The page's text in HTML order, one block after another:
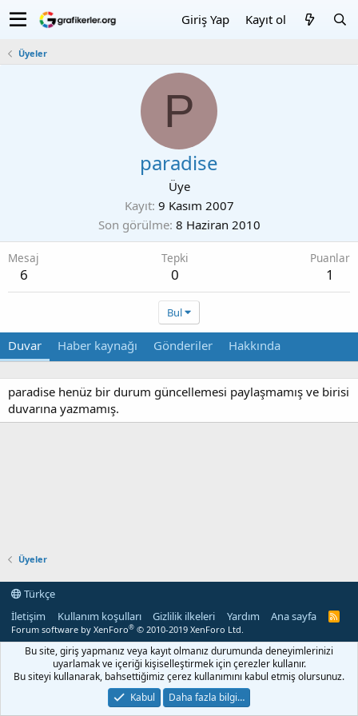
Giriş Yap Kayıt ol
Üyeler
P
paradise
Üye
Kayıt 9 Kasım 2007
Son görülme 8 Haziran 2010
Mesaj
6
Tepki
0
Puanlar
1
Bul
Duvar Haber kaynağı Gönderiler Hakkında
paradise henüz bir durum güncellemesi paylaşmamış ve birisi
duvarına yazmamış.
Üyeler
Türkçe
İletişim
Kullanım koşulları Gizlilik ilkeleri Yardım Ana sayfa
R
Forum software by XenForo® © 2010-2019 XenForo Ltd.
Bu site, giriş yapmanız veya kayıt olmanız durumunda deneyimlerinizi
uyarlamak ve içeriği kişiselleştirmek için çerezler kullanır.
Bu siteyi kullanarak, bahsettiğimiz çerez kullanımını kabul etmiş olursunuz.
Kabul
Daha fazla bilgi…